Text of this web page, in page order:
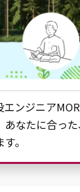
エンジニア
あなたに合っ
。